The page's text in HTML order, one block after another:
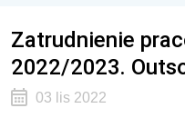
Zatrudnienie
2022/2023.
03 lis 2022